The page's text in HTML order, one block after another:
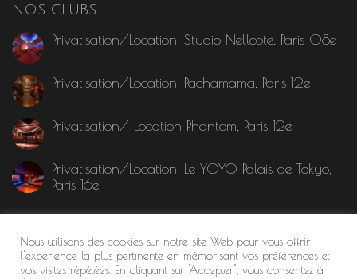
NOS CLUBS
Privatisation/Location, Studio Nellcote, Paris 08e
Privatisation/Location, Pachamama, Paris 12e
Privatisation/ Location Phantom, Paris 12e
Privatisation/Location, Le YOYO Palais de Tokyo,
Paris 16e
Nous utilisons des cookies sur notre site Web pour vous offrir
l'expérience la plus pertinente en mémorisant vos préférences et
vos visites répétées. En cliquant sur "Accepter", vous consentez à